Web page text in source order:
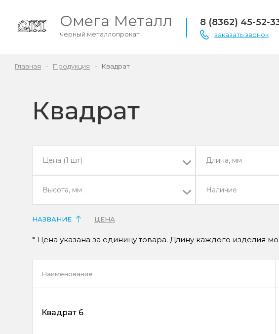
Омега Металл
черный металлопрокат
8 (8362) 45-52-
заказать звонок
Главная Продукция Квадрат
Квадрат
Цена (1 шт) Длина, мм
Высота, мм Наличие
НАЗВАНИЕ ЦЕНА
* Цена указана за единицу товара. Длину каждого изделия
Наименование
Квадрат 6